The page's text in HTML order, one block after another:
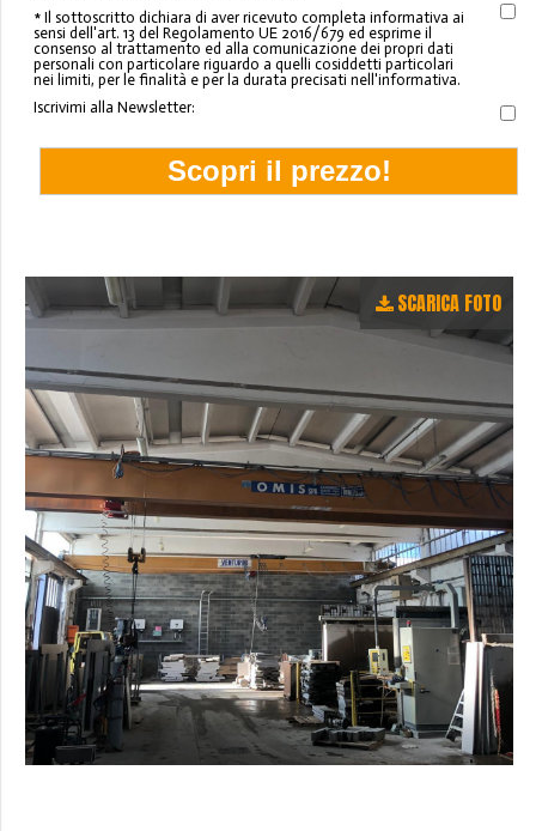
* Il sottoscritto dichiara di aver ricevuto completa informativa ai
sensi dell'art. 13 del Regolamento UE 2016/679 ed esprime il
consenso al trattamento ed alla comunicazione dei propri dati
personali con particolare riguardo a quelli cosiddetti particolari
nei limiti, per le finalità e per la durata precisati nell'informativa.
Iscrivimi alla Newsletter:
SCARICA FOTO